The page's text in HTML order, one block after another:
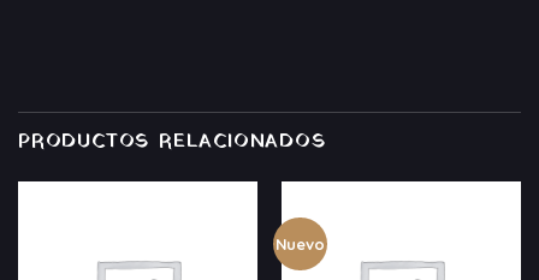
PRODUCTOS RELACIONADOS
Nuevo